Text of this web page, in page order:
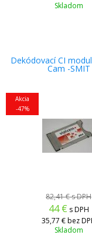
Skladom
Dekódovací CI
Cam -SMIT
Akcia
-47%
82,41 €s DPH
44 € s DPH
35,77 € bez
Skladom